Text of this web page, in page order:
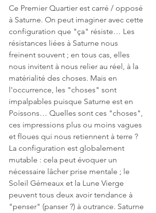
Ce Premier Quartier est carré / opposé
à Saturne. On peut imaginer avec cette
configuration que "ça" résiste… Les
résistances liées à Saturne nous
freinent souvent ; en tous cas, elles
nous invitent à nous relier au réel, à la
matérialité des choses. Mais en
l'occurrence, les "choses" sont
impalpables puisque Saturne est en
Poissons… Quelles sont ces "choses",
ces impressions plus ou moins vagues
et floues qui nous retiennent à terre ?
La configuration est globalement
mutable : cela peut évoquer un
nécessaire lâcher prise mentale ; le
Soleil Gémeaux et la Lune Vierge
peuvent tous deux avoir tendance à
"penser" (panser ?) à outrance. Saturne